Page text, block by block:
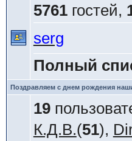
5761гостей,
serg
Полный
Поздравляем с днем рождения
19
К.Д.В.(51),